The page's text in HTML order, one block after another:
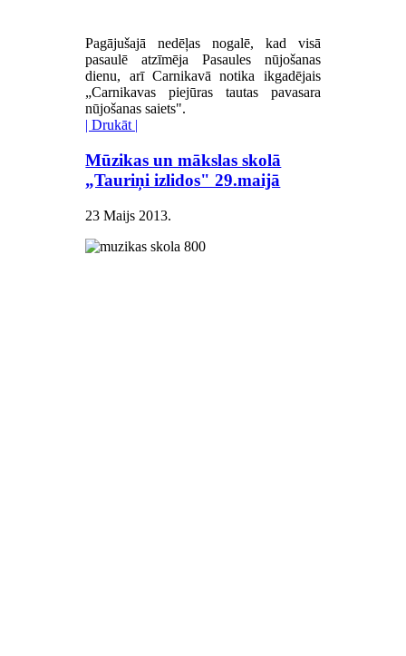
Pagājušajā nedēļas nogalē, kad visā
pasaulē atzīmēja Pasaules nūjošanas
dienu, arī Carnikavā notika ikgadējais
„Carnikavas piejūras tautas pavasara
nūjošanas saiets".
| Drukāt |
Mūzikas un mākslas skolā
„Tauriņi izlidos" 29.maijā
23 Maijs 2013.